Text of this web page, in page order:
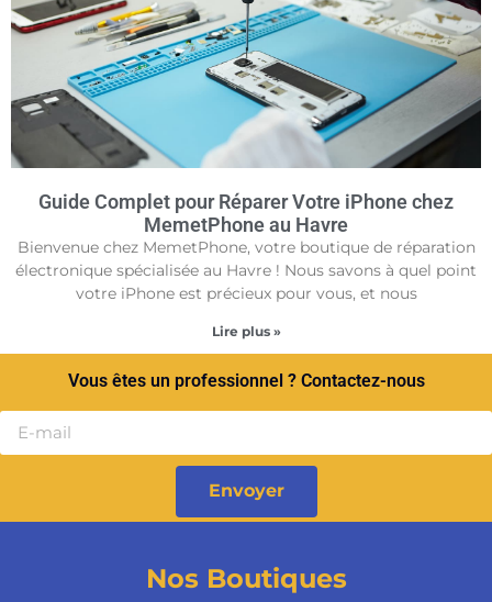
Guide Complet pour Réparer Votre iPhone chez
MemetPhone au Havre
Bienvenue chez MemetPhone, votre boutique de réparation
électronique spécialisée au Havre ! Nous savons à quel point
votre iPhone est précieux pour vous, et nous
Lire plus »
Vous êtes un professionnel ? Contactez-nous
Envoyer
Nos Boutiques